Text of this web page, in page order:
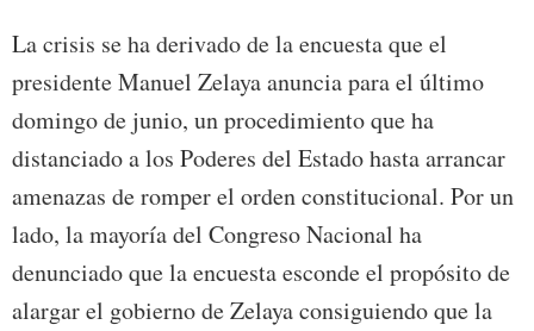
La crisis se ha derivado de la encuesta que el
presidente Manuel Zelaya anuncia para el último
domingo de junio, un procedimiento que ha
distanciado a los Poderes del Estado hasta arrancar
amenazas de romper el orden constitucional. Por un
lado, la mayoría del Congreso Nacional ha
denunciado que la encuesta esconde el propósito de
alargar el gobierno de Zelaya consiguiendo que la